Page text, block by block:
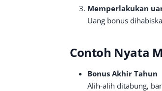
Memperlakukan
Uang bonus
Contoh Nyata
Bonus Akhir Tahun
Alih-alih ditabung,